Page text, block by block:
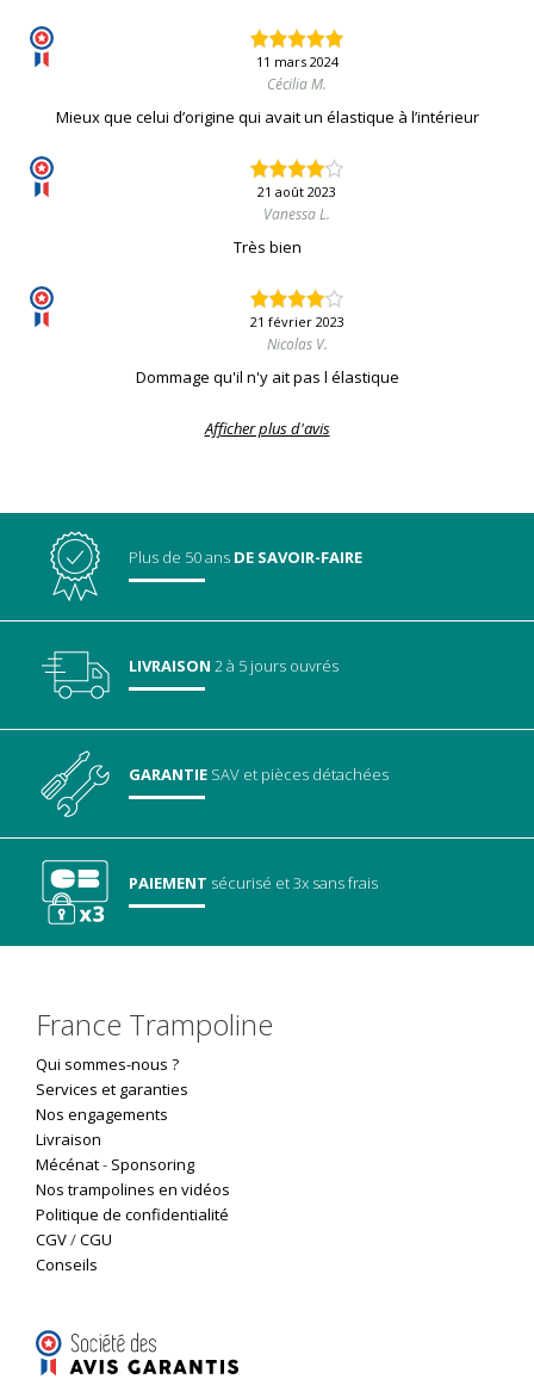
11 mars 2024
Cécilia M.
Mieux que celui d’origine qui avait un élastique à l’intérieur
21 août 2023
Vanessa L.
Très bien
21 février 2023
Nicolas V.
Dommage qu'il n'y ait pas l élastique
Afficher plus d'avis
Plus de 50 ans DE SAVOIR-FAIRE
LIVRAISON 2 à 5 jours ouvrés
GARANTIE SAV et pièces détachées
PAIEMENT sécurisé et 3x sans frais
France Trampoline
Qui sommes-nous ?
Services et garanties
Nos engagements
Livraison
Mécénat- Sponsoring
Nos trampolines en vidéos
Politique de confidentialité
CGV/CGU
Conseils